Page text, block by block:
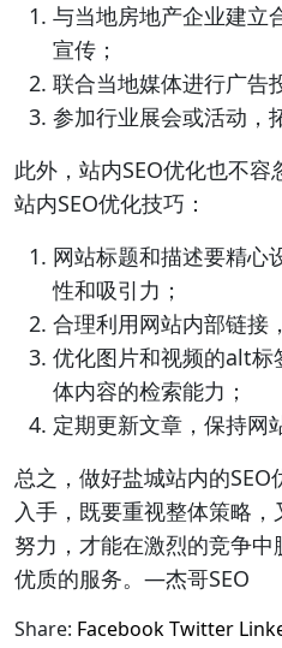
与当地房地产企业建立
宣传；
联合当地媒体进行广告
参加行业展会或活动，
此外，站内SEO优化也不
站内SEO优化技巧：
网站标题和描述要精心
性和吸引力；
合理利用网站内部链接
优化图片和视频的alt标
体内容的检索能力；
定期更新文章，保持网
总之，做好盐城站内的
入手，既要重视整体策略
努力，才能在激烈的竞争
优质的服务。—杰哥SEO
Share: FacebookTwitter